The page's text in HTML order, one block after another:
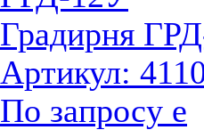
Градирня
Артикул:
По запросу е